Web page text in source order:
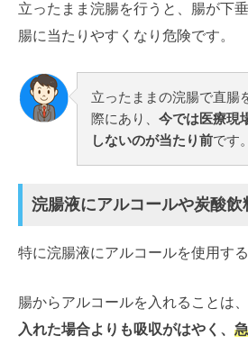
立ったまま浣腸を行うと、腸が下
腸に当たりやすくなり危険です。
立ったままの浣腸で直腸
際にあり、 今では医療現
しないのが当たり前です。
浣腸液にアルコールや炭酸
特に浣腸液にアルコールを使用する
腸からアルコールを入れることは、
入れた場合よりも吸収がはやく、